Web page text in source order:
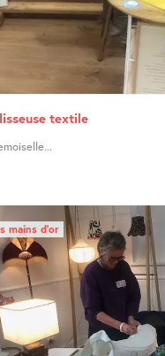
textile
mains d’or